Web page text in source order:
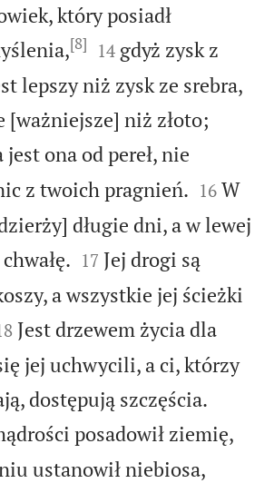
który posiadł
[8] 

14 gdyż zysk z
lepszy niż zysk ze srebra,
[ważniejsze] niż złoto;
ona od pereł, nie
z twoich pragnień. 

16 W
długie dni, a w lewej


17 Jej drogi są
a wszystkie jej ścieżki
Jest drzewem życia dla
jej uchwycili, a ci, którzy
dostępują szczęścia.
posadowił ziemię,
ustanowił niebiosa,